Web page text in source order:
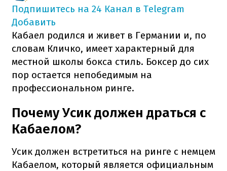
Подпишитесь на 24 Канал в Telegram
Добавить
Кабаел родился и живет в Германии и, по
словам Кличко, имеет характерный для
местной школы бокса стиль. Боксер до сих
пор остается непобедимым на
профессиональном ринге.
Почему Усик должен драться с
Кабаелом?
Усик должен встретиться на ринге с немцем
Кабаелом, который является официальным